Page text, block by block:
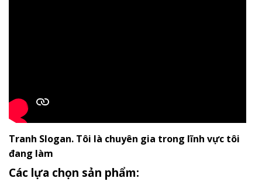
Tranh Slogan. Tôi là chuyên gia trong lĩnh vực tôi
đang làm
Các lựa chọn sản phẩm: